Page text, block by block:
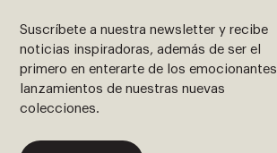
Suscríbete a nuestra newsletter y recibe
noticias inspiradoras, además de ser el
primero en enterarte de los emocionantes
lanzamientos de nuestras nuevas
colecciones.